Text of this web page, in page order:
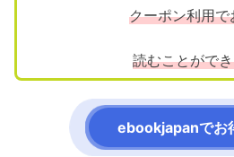
クーポン利用で
読むことがで
ebookjapanでお